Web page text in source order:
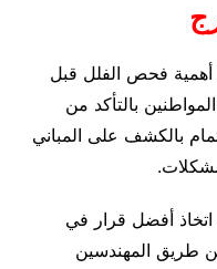
أهمية فحص الفلل قبل
بالتأكد من
بالكشف على المباني
أفضل قرار في
طريق المهندسين